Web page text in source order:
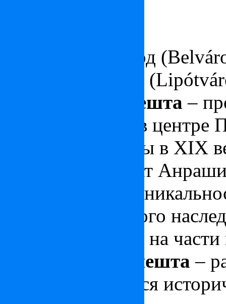
Внутренний город
Город Леопольда
VI район Будапешта –
расположенный в
районе построены в XIX
является проспект
поля»), за свою
список культурного
район не делится на
VII район Будапешта –
также являющийся